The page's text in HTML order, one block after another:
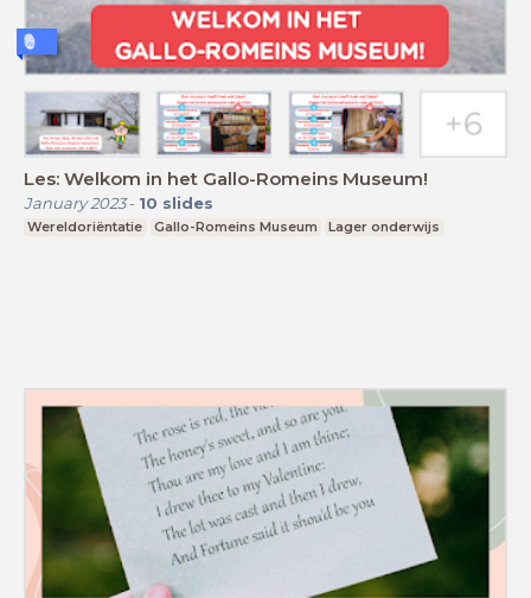
Les: Welkom in het Gallo-Romeins Museum!
January 2023- 10 slides
Wereldoriëntatie Gallo-Romeins Museum Lager onderwijs